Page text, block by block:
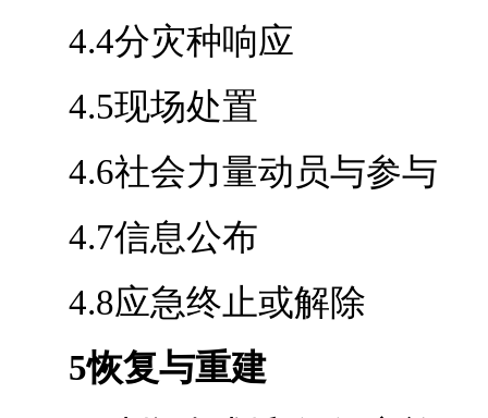
4.4分灾种响应
4.5现场处置
4.6社会力量动员与参与
4.7信息公布
4.8应急终止或解除
5恢复与重建